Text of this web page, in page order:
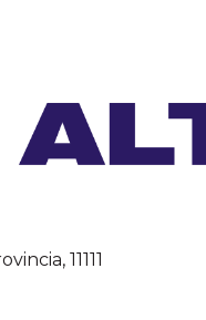
11111